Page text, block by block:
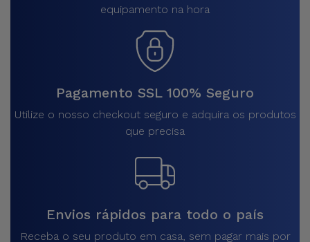
equipamento na hora
Pagamento SSL 100% Seguro
Utilize o nosso checkout seguro e adquira os produtos
que precisa
Envios rápidos para todo o país
Receba o seu produto em casa, sem pagar mais por